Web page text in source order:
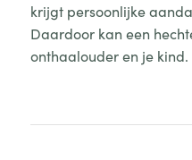
krijgt persoonlijke
Daardoor kan een
onthaalouder en je kind.